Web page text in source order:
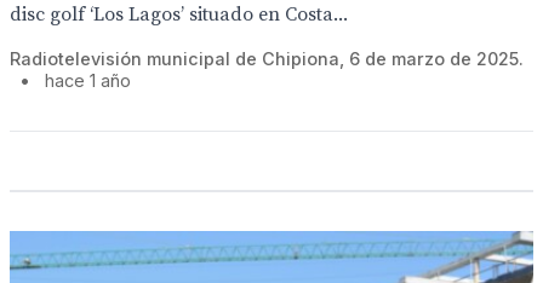
disc golf ‘Los Lagos’ situado en Costa...
Radiotelevisión municipal de Chipiona, 6 de marzo de 2025.
•
hace 1 año